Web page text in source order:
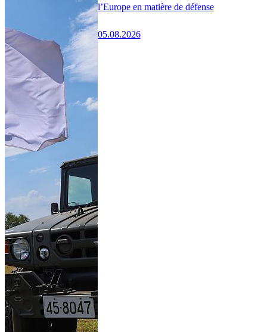
l’Europe en matière de défense
05.08.2026